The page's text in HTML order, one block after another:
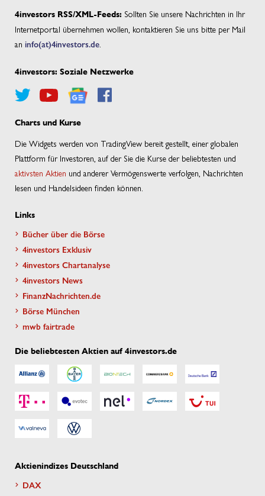
4investors RSS/XML-Feeds: Sollten Sie unsere Nachrichten in Ihr
Internetportal übernehmen wollen, kontaktieren Sie uns bitte per Mail
an info(at)4investors.de.
4investors: Soziale Netzwerke
Charts und Kurse
Die Widgets werden von TradingView bereit gestellt, einer globalen
Plattform für Investoren, auf der Sie die Kurse der beliebtesten und
aktivsten Aktien und anderer Vermögenswerte verfolgen, Nachrichten
lesen und Handelsideen finden können.
Links
Bücher über die Börse
4investors Exklusiv
4investors Chartanalyse
4investors News
FinanzNachrichten.de
Börse München
mwb fairtrade
Die beliebtesten Aktien auf 4investors.de
Aktienindizes Deutschland
DAX